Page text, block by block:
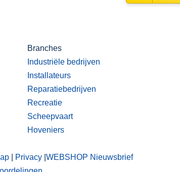
Branches
Industriële bedrijven
Installateurs
Reparatiebedrijven
Recreatie
Scheepvaart
Hoveniers
Privacy WEBSHOP Nieuwsbrief